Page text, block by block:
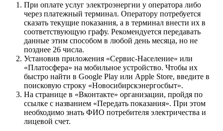
При оплате услуг электроэнергии у оператора либо
через платежный терминал. Оператору потребуется
сказать текущие показания, а в терминал внести их в
соответствующую графу. Рекомендуется передавать
данные этим способом в любой день месяца, но не
позднее 26 числа.
Установив приложения «Сервис-Население» или
«Платосфера» на мобильное устройство. Чтобы их
быстро найти в Google Play или Apple Store, введите в
поисковую строку «Новосибирскэнергосбыт».
На странице в «Вконтакте» организации, пройдя по
ссылке с названием «Передать показания». При этом
необходимо знать ФИО потребителя электричества и
лицевой счет.